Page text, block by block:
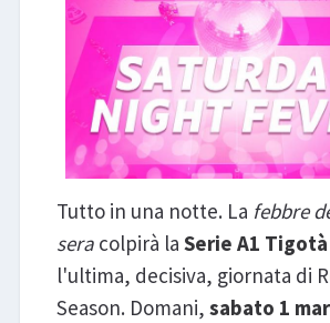
Tutto in una notte. La febbre
sera colpirà la Serie A1 Tigotà
l'ultima, decisiva, giornata di
Season. Domani, sabato 1